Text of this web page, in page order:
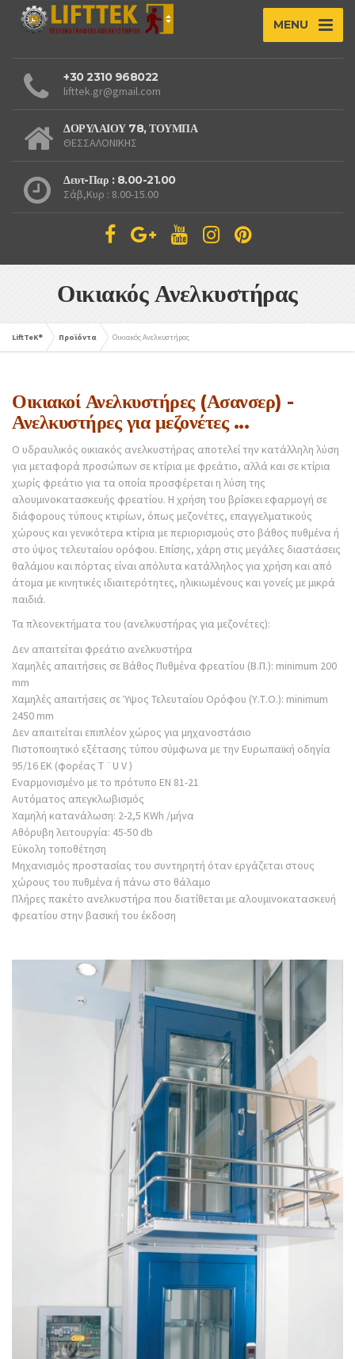
MENU
+30 2310 968022
lifttek.gr@gmail.com
ΔΟΡΥΛΑΙΟΥ 78, ΤΟΥΜΠΑ
ΘΕΣΣΑΛΟΝΙΚΗΣ
Δευτ-Παρ : 8.00-21.00
Σάβ,Κυρ : 8.00-15.00
Οικιακός Ανελκυστήρας
LiftTeK® Προϊόντα Οικιακός Ανελκυστήρας
Οικιακοί Ανελκυστήρες (Ασανσερ) -
Ανελκυστήρες για μεζονέτες ...
Ο υδραυλικός οικιακός ανελκυστήρας αποτελεί την κατάλληλη λύση
για μεταφορά προσώπων σε κτίρια με φρεάτιο, αλλά και σε κτίρια
χωρίς φρεάτιο για τα οποία προσφέρεται η λύση της
αλουμινοκατασκευής φρεατίου. Η χρήση του βρίσκει εφαρμογή σε
διάφορους τύπους κτιρίων, όπως μεζονέτες, επαγγελματικούς
χώρους και γενικότερα κτίρια με περιορισμούς στο βάθος πυθμένα ή
στο ύψος τελευταίου ορόφου. Επίσης, χάρη στις μεγάλες διαστάσεις
θαλάμου και πόρτας είναι απόλυτα κατάλληλος για χρήση και από
άτομα με κινητικές ιδιαιτερότητες, ηλικιωμένους και γονείς με μικρά
παιδιά.
Τα πλεονεκτήματα του (ανελκυστήρας για μεζονέτες):
Δεν απαιτείται φρεάτιο ανελκυστήρα
Χαμηλές απαιτήσεις σε Βάθος Πυθμένα φρεατίου (Β.Π.): minimum 200
mm
Χαμηλές απαιτήσεις σε Ύψος Τελευταίου Ορόφου (Υ.Τ.Ο.): minimum
2450 mm
Δεν απαιτείται επιπλέον χώρος για μηχανοστάσιο
Πιστοποιητικό εξέτασης τύπου σύμφωνα με την Ευρωπαϊκή οδηγία
95/16 ΕΚ (φορέας T ¨U V )
Εναρμονισμένο με το πρότυπο EN 81-21
Αυτόματος απεγκλωβισμός
Χαμηλή κατανάλωση: 2-2,5 KWh /μήνα
Αθόρυβη λειτουργία: 45-50 db
Εύκολη τοποθέτηση
Μηχανισμός προστασίας του συντηρητή όταν εργάζεται στους
χώρους του πυθμένα ή πάνω στο θάλαμο
Πλήρες πακέτο ανελκυστήρα που διατίθεται με αλουμινοκατασκευή
φρεατίου στην βασική του έκδοση